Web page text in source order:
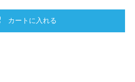
カートに入れる